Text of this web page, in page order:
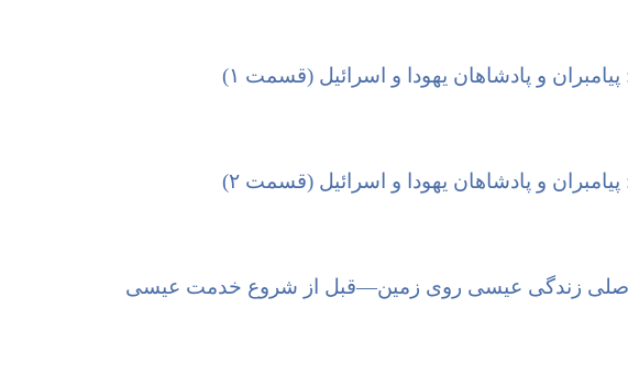
و پادشاهان یهودا و اسرائیل (‏قسمت ۱)‏
و پادشاهان یهودا و اسرائیل (‏قسمت ۲)‏
اصلی زندگی عیسی روی زمین—‏قبل از شروع خدمت عیسی